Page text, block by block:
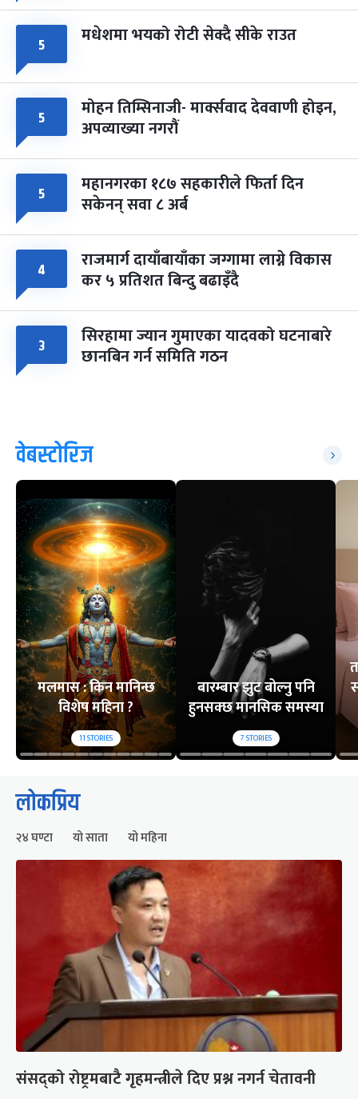
५ मधेशमा भयको रोटी सेक्दै सीके राउत
५ मोहन तिम्सिनाजी- मार्क्सवाद देववाणी होइन,
अपव्याख्या नगरौं
५ महानगरका १८७ सहकारीले फिर्ता दिन
सकेनन् सवा ८ अर्ब
४ राजमार्ग दायाँबायाँका जग्गामा लाग्ने विकास
कर ५ प्रतिशत बिन्दु बढाइँदै
३ सिरहामा ज्यान गुमाएका यादवको घटनाबारे
छानबिन गर्न समिति गठन
वेबस्टोरिज
मलमास : किन मानिन्छ
विशेष महिना ?
11STORIES
बारम्बार झुट बोल्नु पनि
हुनसक्छ मानसिक समस्या
7STORIES
लोकप्रिय
२४ घण्टा यो साता यो महिना
संसद्को रोष्ट्रमबाटै गृहमन्त्रीले दिए प्रश्न नगर्न चेतावनी